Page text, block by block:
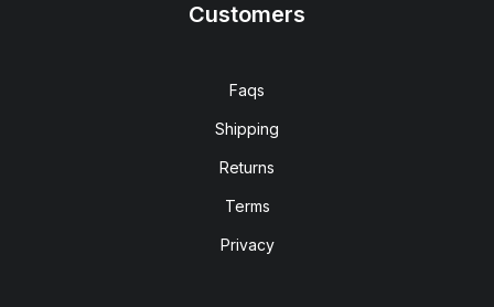
Customers
Faqs
Shipping
Returns
Terms
Privacy